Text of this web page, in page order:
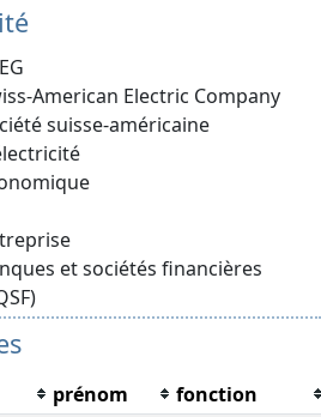
American Electric Company
suisse-américaine
et sociétés financières
prénom
fonction